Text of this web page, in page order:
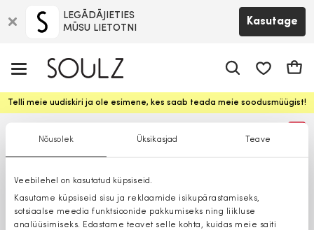
Nõusolek Üksikasjad Teave
Veebilehel on kasutatud küpsiseid.
Kasutame küpsiseid sisu ja reklaamide isikupärastamiseks,
sotsiaalse meedia funktsioonide pakkumiseks ning liikluse
analüüsimiseks. Edastame teavet selle kohta, kuidas meie saiti
LEGĀDĀJIETIES
MŪSU LIETOTNI
Kasutage
Telli meie uudiskiri ja ole esimene, kes saab teada meie soodusmüügist!